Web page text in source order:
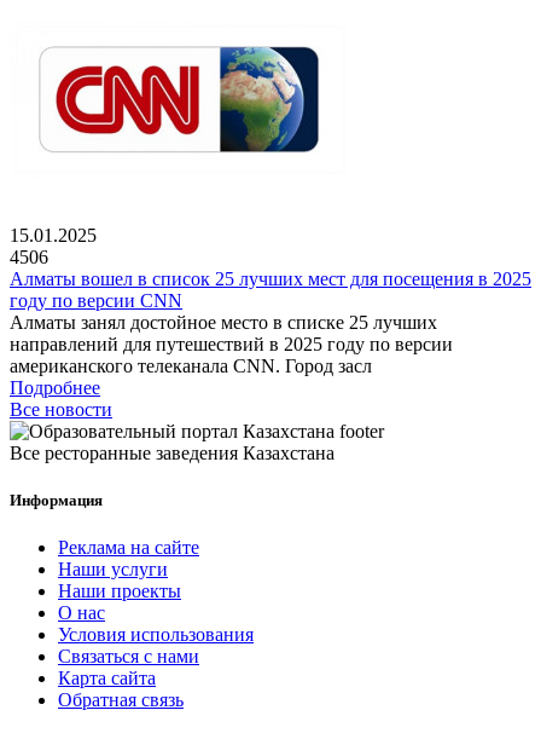
15.01.2025
4506
Алматы вошел в список 25 лучших мест для посещения в 2025
году по версии CNN
Алматы занял достойное место в списке 25 лучших
направлений для путешествий в 2025 году по версии
американского телеканала CNN. Город засл
Подробнее
Все новости
Все ресторанные заведения Казахстана
Информация
Реклама на сайте
Наши услуги
Наши проекты
О нас
Условия использования
Связаться с нами
Карта сайта
Обратная связь